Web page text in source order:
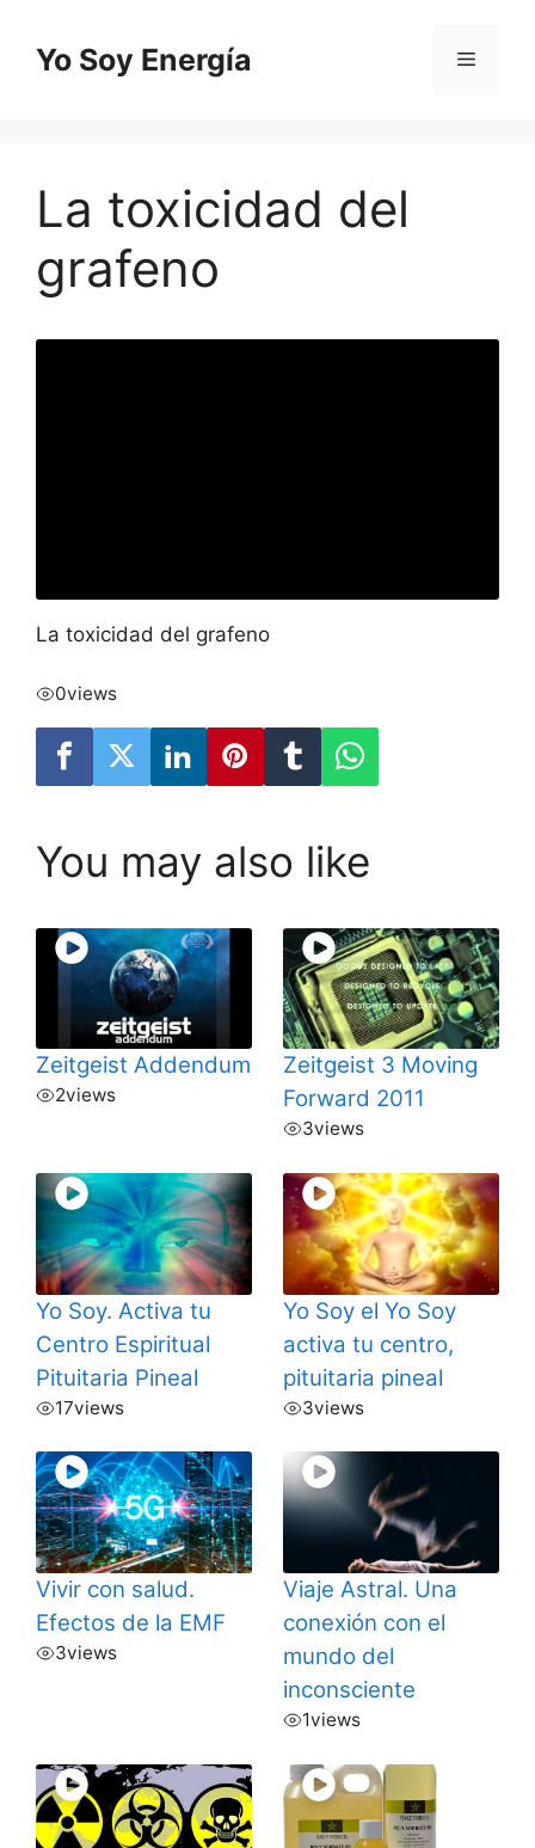
contenido
Yo Soy Energía Menú
La toxicidad del
grafeno
La toxicidad del grafeno
0views
You may also like
Zeitgeist Addendum
2views
Zeitgeist 3 Moving
Forward 2011
3views
Yo Soy. Activa tu
Centro Espiritual
Pituitaria Pineal
17views
Yo Soy el Yo Soy
activa tu centro,
pituitaria pineal
3views
Vivir con salud.
Efectos de la EMF
3views
Viaje Astral. Una
conexión con el
mundo del
inconsciente
1views